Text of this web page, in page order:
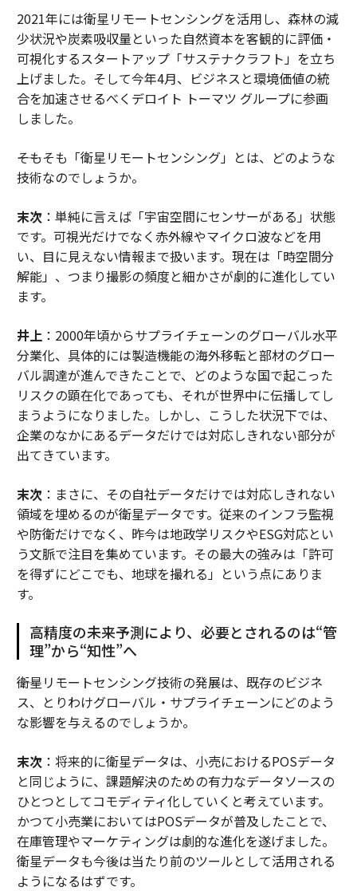
2021年には衛星リモートセンシングを活用し、森林の減
少状況や炭素吸収量といった自然資本を客観的に評価・
可視化するスタートアップ「サステナクラフト」を立ち
上げました。そして今年4月、ビジネスと環境価値の統
合を加速させるべくデロイト トーマツ グループに参画
しました。
――そもそも「衛星リモートセンシング」とは、どのような
技術なのでしょうか。
末次：単純に言えば「宇宙空間にセンサーがある」状態
です。可視光だけでなく赤外線やマイクロ波などを用
い、目に見えない情報まで扱います。現在は「時空間分
解能」、つまり撮影の頻度と細かさが劇的に進化してい
ます。
井上 ：2000年頃からサプライチェーンのグローバル水平
分業化、具体的には製造機能の海外移転と部材のグロー
バル調達が進んできたことで、どのような国で起こった
リスクの顕在化であっても、それが世界中に伝播してし
まうようになりました。しかし、こうした状況下では、
企業のなかにあるデータだけでは対応しきれない部分が
出てきています。
末次：まさに、その自社データだけでは対応しきれない
領域を埋めるのが衛星データです。従来のインフラ監視
や防衛だけでなく、昨今は地政学リスクやESG対応とい
う文脈で注目を集めています。その最大の強みは「許可
を得ずにどこでも、地球を撮れる」という点にありま
す。
高精度の未来予測により、必要とされるのは“管
理”から“知性”へ
――衛星リモートセンシング技術の発展は、既存のビジネ
ス、とりわけグローバル・サプライチェーンにどのよう
な影響を与えるのでしょうか。
末次：将来的に衛星データは、小売におけるPOSデータ
と同じように、課題解決のための有力なデータソースの
ひとつとしてコモディティ化していくと考えています。
かつて小売業においてはPOSデータが普及したことで、
在庫管理やマーケティングは劇的な進化を遂げました。
衛星データも今後は当たり前のツールとして活用される
ようになるはずです。